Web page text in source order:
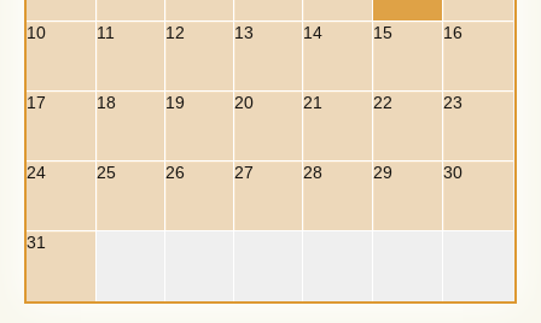
10 11 12 13 14 15 16
17 18 19 20 21 22 23
24 25 26 27 28 29 30
31